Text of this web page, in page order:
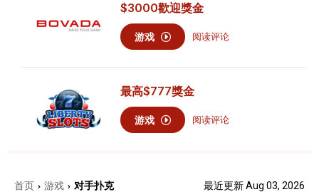
$3000歡迎獎金
游戏 阅读评论
最高$777獎金
游戏 阅读评论
首页 › 游戏 › 对手扑克 最近更新 Aug 03, 2026